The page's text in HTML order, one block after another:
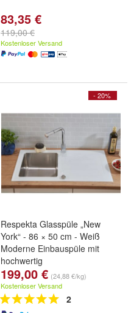
83,35 €
119,00 €
Kostenloser Versand
- 20%
Respekta Glasspüle „New
York“ - 86 × 50 cm - Weiß
Moderne Einbauspüle mit
hochwertig
199,00 € (24,88 €/kg)
Kostenloser Versand
2